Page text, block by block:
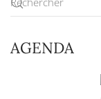
AGENDA